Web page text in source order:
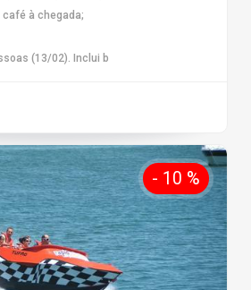
à chegada;
(13/02). Inclui b
- 10 %